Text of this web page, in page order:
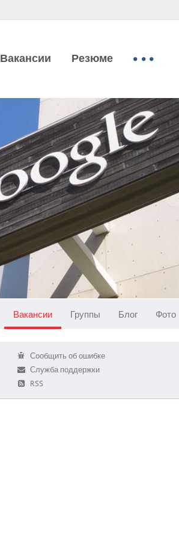
Вакансии Резюме
Вакансии Группы Блог Фото
Сообщить об ошибке
Служба поддержки
RSS